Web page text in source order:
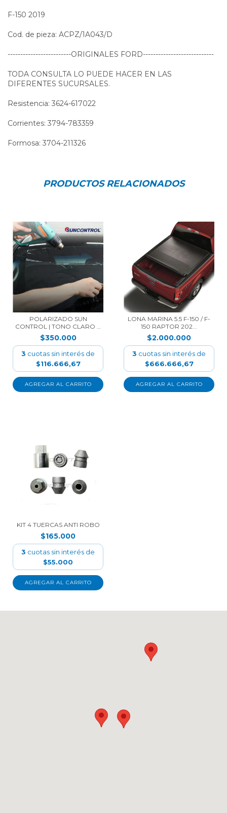
F-150 2019
Cod. de pieza: ACPZ/1A043/D
-------------------------ORIGINALES FORD----------------------------
TODA CONSULTA LO PUEDE HACER EN LAS
DIFERENTES SUCURSALES.
Resistencia: 3624-617022
Corrientes: 3794-783359
Formosa: 3704-211326
PRODUCTOS RELACIONADOS
POLARIZADO SUN
CONTROL | TONO CLARO E
IN...
$350.000
3 cuotas sin interés de
$116.666,67
LONA MARINA 5.5 F-150 / F-
150 RAPTOR 202...
$2.000.000
3 cuotas sin interés de
$666.666,67
KIT 4 TUERCAS ANTI ROBO
$165.000
3 cuotas sin interés de
$55.000
AGREGAR AL CARRITO